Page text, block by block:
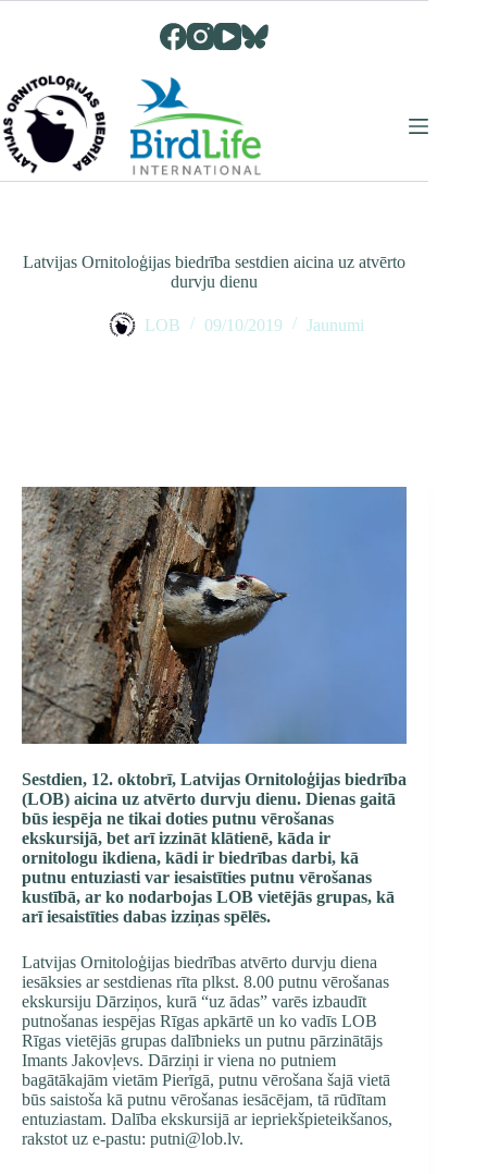
Latvijas Ornitoloģijas biedrība sestdien aicina uz atvērto
durvju dienu
LOB 09/10/2019 Jaunumi
Sestdien, 12. oktobrī, Latvijas Ornitoloģijas biedrība
(LOB) aicina uz atvērto durvju dienu. Dienas gaitā
būs iespēja ne tikai doties putnu vērošanas
ekskursijā, bet arī izzināt klātienē, kāda ir
ornitologu ikdiena, kādi ir biedrības darbi, kā
putnu entuziasti var iesaistīties putnu vērošanas
kustībā, ar ko nodarbojas LOB vietējās grupas, kā
arī iesaistīties dabas izziņas spēlēs.
Latvijas Ornitoloģijas biedrības atvērto durvju diena
iesāksies ar sestdienas rīta plkst. 8.00 putnu vērošanas
ekskursiju Dārziņos, kurā “uz ādas” varēs izbaudīt
putnošanas iespējas Rīgas apkārtē un ko vadīs LOB
Rīgas vietējās grupas dalībnieks un putnu pārzinātājs
Imants Jakovļevs. Dārziņi ir viena no putniem
bagātākajām vietām Pierīgā, putnu vērošana šajā vietā
būs saistoša kā putnu vērošanas iesācējam, tā rūdītam
entuziastam. Dalība ekskursijā ar iepriekšpieteikšanos,
rakstot uz e-pastu: putni@lob.lv.